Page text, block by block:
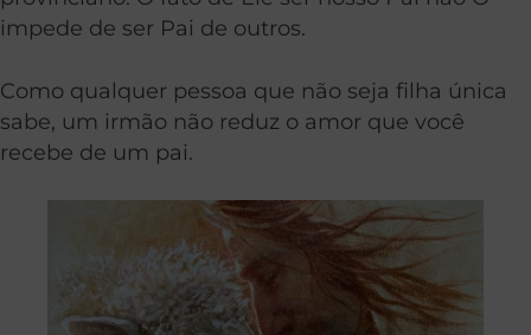
impede de ser Pai de outros.
Como qualquer pessoa que não seja filha única
sabe, um irmão não reduz o amor que você
recebe de um pai.